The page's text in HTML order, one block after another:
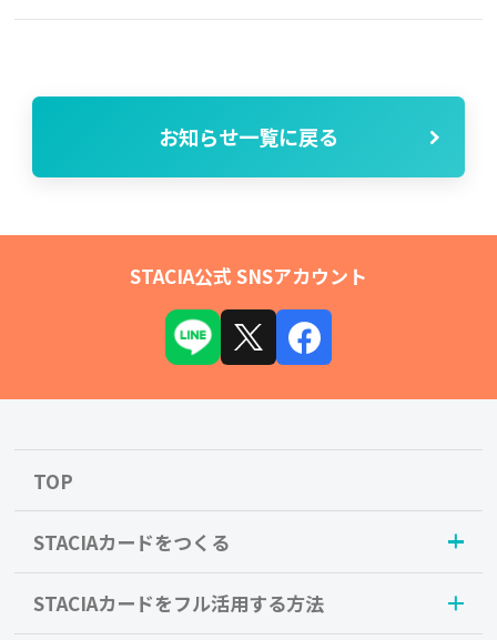
お知らせ一覧に戻る
STACIA公式 SNSアカウント
TOP
STACIAカードをつくる
STACIAカードをフル活用する方法